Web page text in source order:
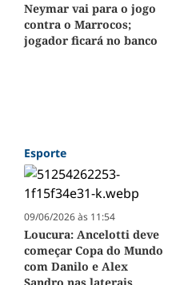
Neymar vai para o jogo
contra o Marrocos;
jogador ficará no banco
Esporte
09/06/2026 às 11:54
Loucura: Ancelotti deve
começar Copa do Mundo
com Danilo e Alex